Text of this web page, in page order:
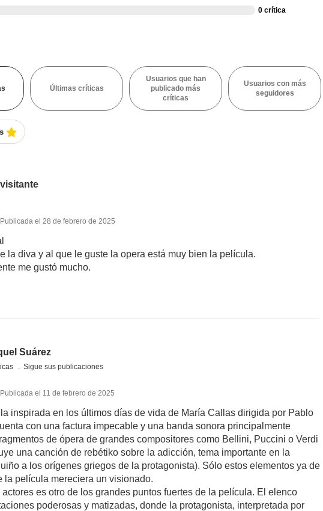
0 crítica
Últimas críticas
Usuarios que han
publicado más
críticas
Usuarios con más
seguidores
Publicada el 28 de febrero de 2025
la diva y al que le guste la opera está muy bien la película.
me gustó mucho.
Suárez
Sigue sus publicaciones
Publicada el 11 de febrero de 2025
inspirada en los últimos días de vida de María Callas dirigida por Pablo
con una factura impecable y una banda sonora principalmente
de ópera de grandes compositores como Bellini, Puccini o Verdi
una canción de rebétiko sobre la adicción, tema importante en la
a los orígenes griegos de la protagonista). Sólo estos elementos ya de
la película mereciera un visionado.
es otro de los grandes puntos fuertes de la película. El elenco
poderosas y matizadas, donde la protagonista, interpretada por